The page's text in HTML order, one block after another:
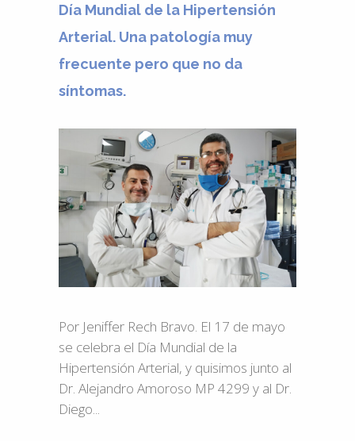
Día Mundial de la Hipertensión
Arterial. Una patología muy
frecuente pero que no da
síntomas.
Por Jeniffer Rech Bravo. El 17 de mayo
se celebra el Día Mundial de la
Hipertensión Arterial, y quisimos junto al
Dr. Alejandro Amoroso MP 4299 y al Dr.
Diego...